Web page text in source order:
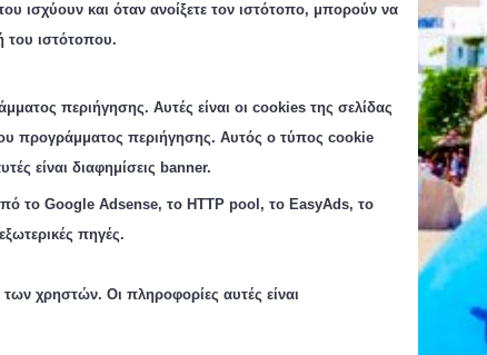
ισχύουν και όταν ανοίξετε τον ιστότοπο, μπορούν να
του ιστότοπου.
περιήγησης. Αυτές είναι οι cookies της σελίδας
προγράμματος περιήγησης. Αυτός ο τύπος cookie
είναι διαφημίσεις banner.
το Google Adsense, το HTTP pool, το EasyAds, το
πηγές.
χρηστών. Οι πληροφορίες αυτές είναι